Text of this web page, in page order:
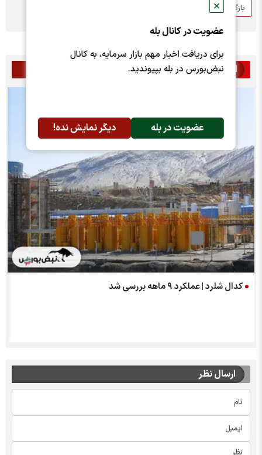
✕
عضویت در کانال بله
برای دریافت اخبار مهم بازار سرمایه، به کانال
نبض‌بورس در بله بپیوندید.
عضویت در بله دیگر نمایش نده!
بازگشایی
اخبار مرتبط
کدال شلرد | عملکرد ۹ ماهه بررسی شد
ارسال نظر